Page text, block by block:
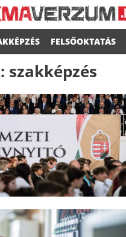
FELSŐOKTATÁS
szakképzés